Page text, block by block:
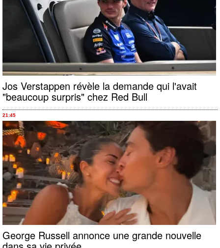
Jos Verstappen révèle la demande qui l'avait
"beaucoup surpris" chez Red Bull
21:45
George Russell annonce une grande nouvelle